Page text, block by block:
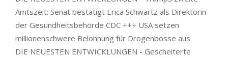
Amtszeit: Senat bestätigt Erica Schwartz als Direktorin
der Gesundheitsbehörde CDC +++ USA setzen
millionenschwere Belohnung für Drogenbosse aus
DIE NEUESTEN ENTWICKLUNGEN - Gescheiterte